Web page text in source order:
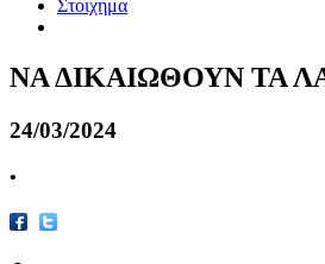
Στοιχημα
ΝΑ ΔΙΚΑΙΩΘΟΥΝ ΤΑ
24/03/2024
•